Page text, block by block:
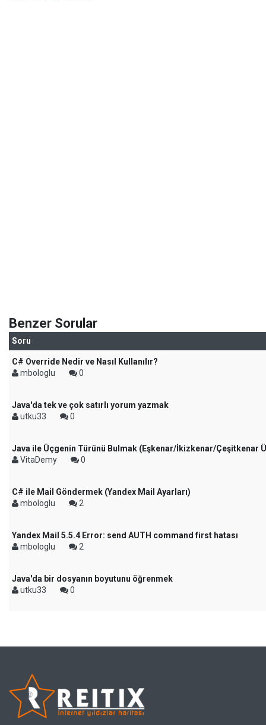
Benzer Sorular
Soru
C# Override Nedir ve Nasıl Kullanılır?
mbologlu
0
Java'da tek ve çok satırlı yorum yazmak
utku33
0
Java ile Üçgenin Türünü Bulmak (Eşkenar/İkizkenar/Çeşitkenar
VitaDemy
0
C# ile Mail Göndermek (Yandex Mail Ayarları)
mbologlu
2
Yandex Mail 5.5.4 Error: send AUTH command first hatası
mbologlu
2
Java'da bir dosyanın boyutunu öğrenmek
utku33
0